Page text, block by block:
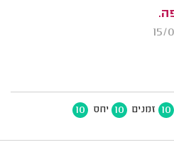
10 זמנים 10 יחס 10